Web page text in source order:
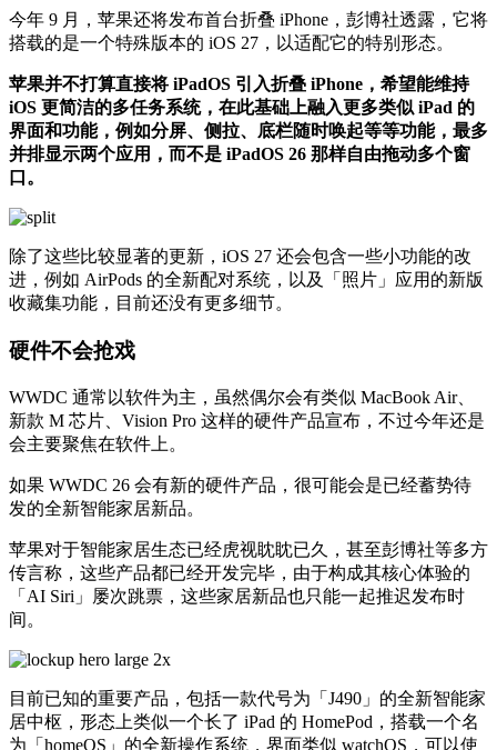
今年 9 月，苹果还将发布首台折叠 iPhone，彭博社透露，它将
搭载的是一个特殊版本的 iOS 27，以适配它的特别形态。
苹果并不打算直接将 iPadOS 引入折叠 iPhone，希望能维持
iOS 更简洁的多任务系统，在此基础上融入更多类似 iPad 的
界面和功能，例如分屏、侧拉、底栏随时唤起等等功能，最多
并排显示两个应用，而不是 iPadOS 26 那样自由拖动多个窗
口。
除了这些比较显著的更新，iOS 27 还会包含一些小功能的改
进，例如 AirPods 的全新配对系统，以及「照片」应用的新版
收藏集功能，目前还没有更多细节。
硬件不会抢戏
WWDC 通常以软件为主，虽然偶尔会有类似 MacBook Air、
新款 M 芯片、Vision Pro 这样的硬件产品宣布，不过今年还是
会主要聚焦在软件上。
如果 WWDC 26 会有新的硬件产品，很可能会是已经蓄势待
发的全新智能家居新品。
苹果对于智能家居生态已经虎视眈眈已久，甚至彭博社等多方
传言称，这些产品都已经开发完毕，由于构成其核心体验的
「AI Siri」屡次跳票，这些家居新品也只能一起推迟发布时
间。
目前已知的重要产品，包括一款代号为「J490」的全新智能家
居中枢，形态上类似一个长了 iPad 的 HomePod，搭载一个名
为「homeOS」的全新操作系统，界面类似 watchOS，可以使